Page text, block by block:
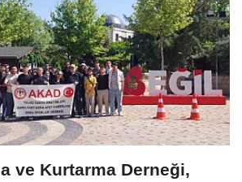
ve Kurtarma Derneği,